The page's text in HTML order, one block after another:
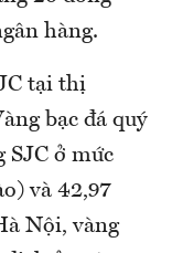
hàng.
tại thị
bạc đá quý
SJC ở mức
và 42,97
Nội, vàng